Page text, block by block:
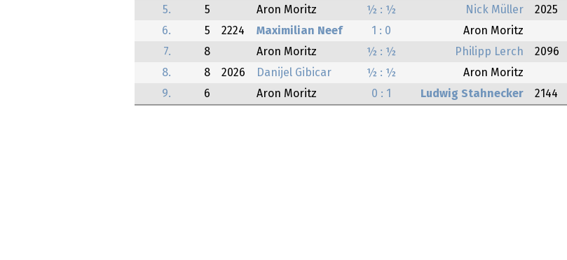
5.
5 Aron Moritz ½ : ½ Nick Müller 2025
6.
5 2224 Maximilian Neef 1 : 0 Aron Moritz
7.
8 Aron Moritz ½ : ½ Philipp Lerch 2096
8.
8 2026 Danijel Gibicar ½ : ½ Aron Moritz
9.
6 Aron Moritz 0 : 1 Ludwig Stahnecker 2144